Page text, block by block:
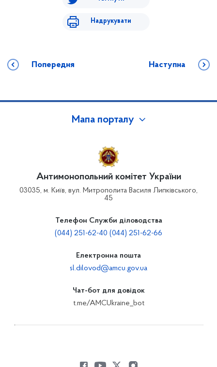
Надрукувати
Попередня Наступна
Мапа порталу
Антимонопольний комітет України
03035, м. Київ, вул. Митрополита Василя Липківського,
45
Телефон Служби діловодства
(044) 251-62-40 (044) 251-62-66
Електронна пошта
sl.dilovod@amcu.gov.ua
Чат-бот для довідок
t.me/AMCUkraine_bot